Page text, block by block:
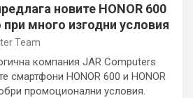
новите HONOR 600
при много изгодни условия
Team
компания JAR Computers
смартфони HONOR 600 и HONOR
промоционални условия.